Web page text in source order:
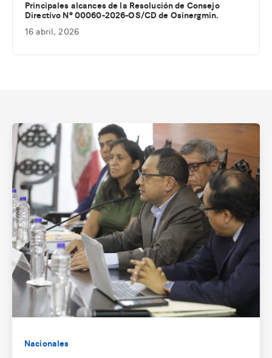
Principales alcances de la Resolución de Consejo
Directivo Nº 00060-2026-OS/CD de Osinergmin.
16 abril, 2026
Nacionales